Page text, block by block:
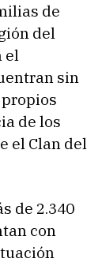
de
del
el
sin
de los
el Clan del
de 2.340
con